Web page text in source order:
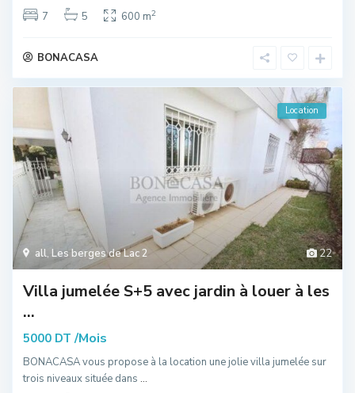
7 5 600 m2
BONACASA
22
all, Les berges de Lac 2
Location
Villa jumelée S+5 avec jardin à louer à les
...
5000 DT /Mois
BONACASA vous propose à la location une jolie villa jumelée sur
trois niveaux située dans ...